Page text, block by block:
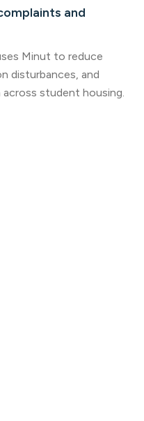
and
Minut to reduce
disturbances, and
student housing.